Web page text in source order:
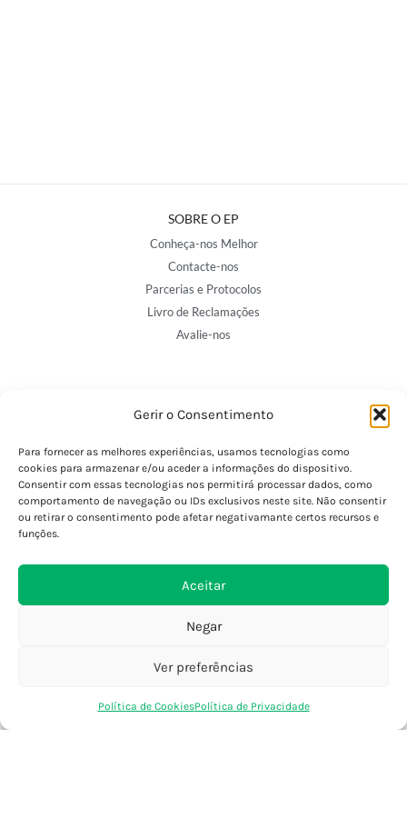
Gerir o Consentimento
Para fornecer as melhores experiências, usamos tecnologias como
cookies para armazenar e/ou aceder a informações do dispositivo.
Consentir com essas tecnologias nos permitirá processar dados, como
comportamento de navegação ou IDs exclusivos neste site. Não consentir
ou retirar o consentimento pode afetar negativamante certos recursos e
funções.
Aceitar
Negar
Ver preferências
Política de CookiesPolítica de Privacidade
SOBRE O EP
Conheça-nos Melhor
Contacte-nos
Parcerias e Protocolos
Livro de Reclamações
Avalie-nos
Porto - Trindade
Porto - Foz
Porto - S. João
Viana do Castelo
SAIBA MAIS
Política de Privacidade
Termos e Condições
Custos de Envio